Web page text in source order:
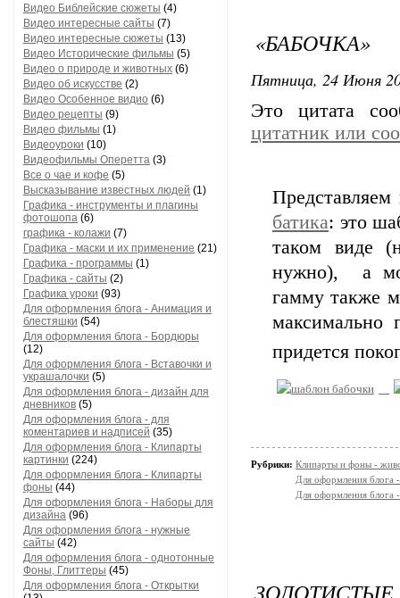
Видео Библейские сюжеты (4)
Видео интересные сайты (7)
Видео интересные сюжеты (13)
Видео Исторические фильмы (5)
Видео о природе и животных (6)
Видео об искусстве (2)
Видео Особенное видио (6)
Видео рецепты (9)
Видео фильмы (1)
Видеоуроки (10)
Видеофильмы Оперетта (3)
Все о чае и кофе (5)
Высказывание известных людей (1)
Графика - инструменты и плагины
фотошопа (6)
графика - колажи (7)
Графика - маски и их применение (21)
Графика - программы (1)
Графика - сайты (2)
Графика уроки (93)
Для оформления блога - Анимация и
блестяшки (54)
Для оформления блога - Бордюры
(12)
Для оформления блога - Вставочки и
украшалочки (5)
Для оформления блога - дизайн для
дневников (5)
Для оформления блога - для
коментариев и надписей (35)
Для оформления блога - Клипарты
картинки (224)
Для оформления блога - Клипарты
фоны (44)
Для оформления блога - Наборы для
дизайна (96)
Для оформления блога - нужные
сайты (42)
Для оформления блога - однотонные
Фоны, Глиттеры (45)
Для оформления блога - Открытки
«БАБОЧКА»
Пятница, 24 Июня
Это цитата
цитатник или
батика: это
таком виде
нужно), а
гамму также
максимально
придется
Рубрики: Клипарты и фоны -
Для оформления блога
Для оформления блога